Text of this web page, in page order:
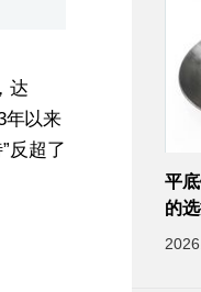
达
年以来
反超了
平
的